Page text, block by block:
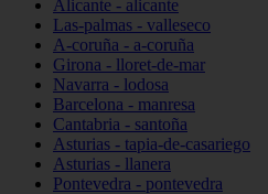
Alicante - alicante
Las-palmas - valleseco
A-coruña - a-coruña
Girona - lloret-de-mar
Navarra - lodosa
Barcelona - manresa
Cantabria - santoña
Asturias - tapia-de-casariego
Asturias - llanera
Pontevedra - pontevedra